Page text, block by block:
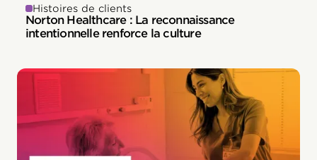
Histoires de clients
Norton Healthcare : La reconnaissance
intentionnelle renforce la culture